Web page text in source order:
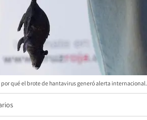
por qué el brote de hantavirus generó alerta internacional.